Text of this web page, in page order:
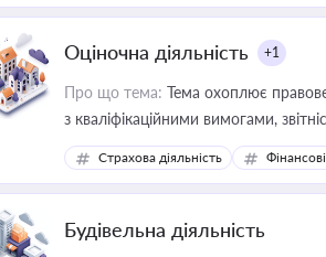
Оціночна діяльність +1
Про що тема: Тема охоплює
з кваліфікаційними вимогами,
медійних змін у цій сфері корисне
приватизації, оренди державного
Страхова діяльність
Будівельна діяльність